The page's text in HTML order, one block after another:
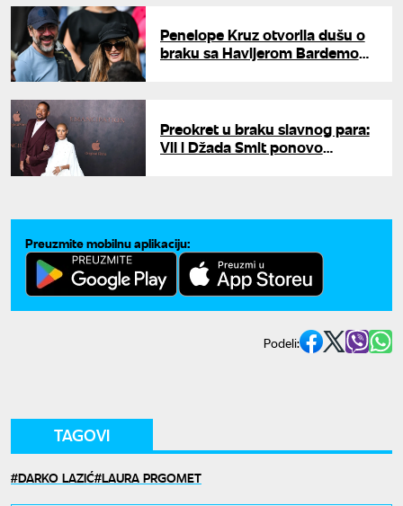
Penelope Kruz otvorila dušu o
braku sa Havijerom Bardemom:
Preokret u braku slavnog para:
Vil i Džada Smit ponovo
Preuzmite mobilnu aplikaciju:
Podeli:
TAGOVI
DARKO LAZIĆ LAURA PRGOMET